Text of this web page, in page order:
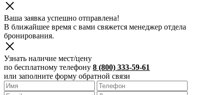
Ваша заявка успешно отправлена!
В ближайшее время с вами свяжется менеджер отдела
бронирования.
Узнать наличие мест/цену
по бесплатному телефону 8 (800) 333-59-61
или заполните форму обратной связи